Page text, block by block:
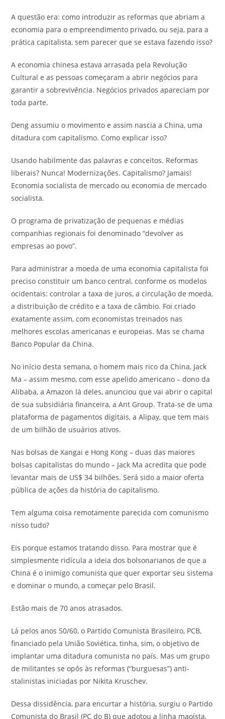
A questão era: como introduzir as reformas que abriam a
economia para o empreendimento privado, ou seja, para a
prática capitalista, sem parecer que se estava fazendo isso?
A economia chinesa estava arrasada pela Revolução
Cultural e as pessoas começaram a abrir negócios para
garantir a sobrevivência. Negócios privados apareciam por
toda parte.
Deng assumiu o movimento e assim nascia a China, uma
ditadura com capitalismo. Como explicar isso?
Usando habilmente das palavras e conceitos. Reformas
liberais? Nunca! Modernizações. Capitalismo? Jamais!
Economia socialista de mercado ou economia de mercado
socialista.
O programa de privatização de pequenas e médias
companhias regionais foi denominado “devolver as
empresas ao povo”.
Para administrar a moeda de uma economia capitalista foi
preciso constituir um banco central, conforme os modelos
ocidentais: controlar a taxa de juros, a circulação de moeda,
a distribuição de crédito e a taxa de câmbio. Foi criado
exatamente assim, com economistas treinados nas
melhores escolas americanas e europeias. Mas se chama
Banco Popular da China.
No início desta semana, o homem mais rico da China, Jack
Ma – assim mesmo, com esse apelido americano – dono da
Alibaba, a Amazon lá deles, anunciou que vai abrir o capital
de sua subsidiária financeira, a Ant Group. Trata-se de uma
plataforma de pagamentos digitais, a Alipay, que tem mais
de um bilhão de usuários ativos.
Nas bolsas de Xangai e Hong Kong – duas das maiores
bolsas capitalistas do mundo – Jack Ma acredita que pode
levantar mais de US$ 34 bilhões. Será sido a maior oferta
pública de ações da história do capitalismo.
Tem alguma coisa remotamente parecida com comunismo
nisso tudo?
Eis porque estamos tratando disso. Para mostrar que é
simplesmente ridícula a ideia dos bolsonarianos de que a
China é o inimigo comunista que quer exportar seu sistema
e dominar o mundo, a começar pelo Brasil.
Estão mais de 70 anos atrasados.
Lá pelos anos 50/60, o Partido Comunista Brasileiro, PCB,
financiado pela União Soviética, tinha, sim, o objetivo de
implantar uma ditadura comunista no país. Mas um grupo
de militantes se opôs às reformas (“burguesas”) anti-
stalinistas iniciadas por Nikita Kruschev.
Dessa dissidência, para encurtar a história, surgiu o Partido
Comunista do Brasil (PC do B) que adotou a linha maoísta,